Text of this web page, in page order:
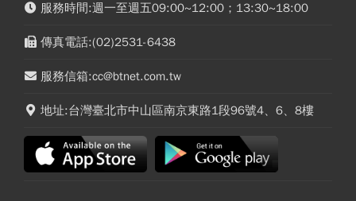
服務時間:週一至週五09:00~12:00；13:30~18:00
傳真電話:(02)2531-6438
服務信箱:cc@btnet.com.tw
地址:台灣臺北市中山區南京東路1段96號4、6、8樓